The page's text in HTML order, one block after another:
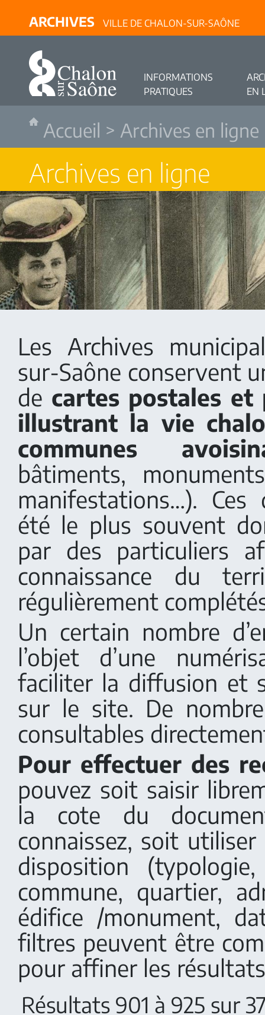
ARCHIVES VILLE DE CHALON-SUR-SAÔNE
INFORMATIONS
PRATIQUES
EN
Accueil > Archives en ligne
Archives en ligne
Les Archives
sur-Saône conservent
de cartes postales et
illustrant la vie
communes
bâtiments,
manifestations…).
été le plus souvent
par des particuliers
connaissance du
régulièrement
Un certain nombre
l’objet d’une
faciliter la diffusion et
sur le site. De
consultables
Pour effectuer des
pouvez soit saisir
la cote du
connaissez, soit
disposition
commune, quartier,
édifice /monument,
filtres peuvent être
pour affiner les
Résultats 901 à 925 sur